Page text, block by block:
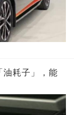
油耗子」，能